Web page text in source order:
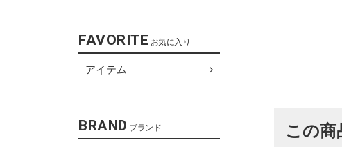
この商
FAVORITE お気に入り
アイテム
BRAND ブランド